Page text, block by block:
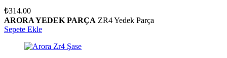
₺314.00
ARORA YEDEK PARÇA ZR4 Yedek Parça
Sepete Ekle